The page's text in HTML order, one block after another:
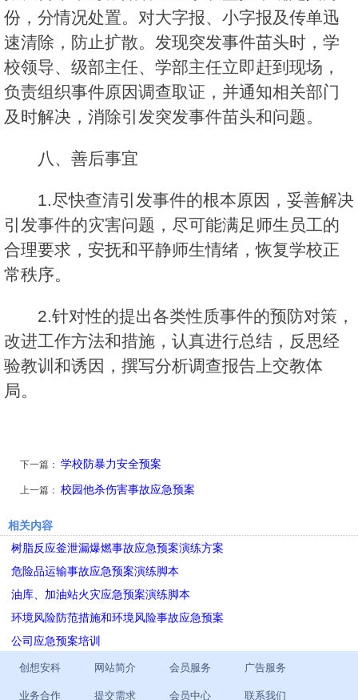
份，分情况处置。对大字报、小字报及传单迅
速清除，防止扩散。发现突发事件苗头时，学
校领导、级部主任、学部主任立即赶到现场，
负责组织事件原因调查取证，并通知相关部门
及时解决，消除引发突发事件苗头和问题。
八、善后事宜
1.尽快查清引发事件的根本原因，妥善解决
引发事件的灾害问题，尽可能满足师生员工的
合理要求，安抚和平静师生情绪，恢复学校正
常秩序。
2.针对性的提出各类性质事件的预防对策，
改进工作方法和措施，认真进行总结，反思经
验教训和诱因，撰写分析调查报告上交教体
局。
下一篇： 学校防暴力安全预案
上一篇： 校园他杀伤害事故应急预案
相关内容
树脂反应釜泄漏爆燃事故应急预案演练方案
危险品运输事故应急预案演练脚本
油库、加油站火灾应急预案演练脚本
环境风险防范措施和环境风险事故应急预案
公司应急预案培训
创想安科 网站简介 会员服务 广告服务
业务合作 提交需求 会员中心 联系我们